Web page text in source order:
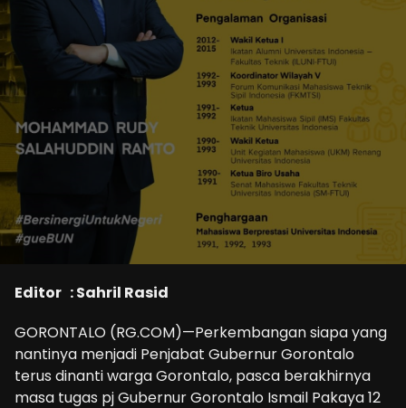
Editor : Sahril Rasid
GORONTALO (RG.COM)—Perkembangan siapa yang
nantinya menjadi Penjabat Gubernur Gorontalo
terus dinanti warga Gorontalo, pasca berakhirnya
masa tugas pj Gubernur Gorontalo Ismail Pakaya 12